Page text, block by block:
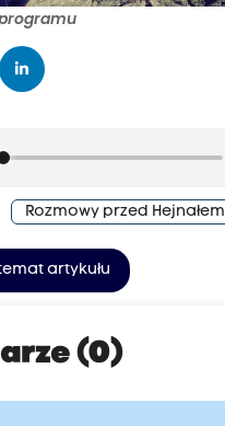
Rozmowy przed Hejnałem
artykułu
(0)